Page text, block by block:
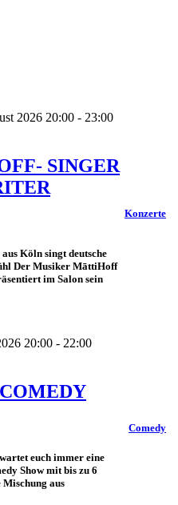
2026 20:00 - 23:00
SINGER
Köln singt deutsche
Der Musiker MāttiHoff
im Salon sein
Konzerte
20:00 - 22:00
euch immer eine
Show mit bis zu 6
Mischung aus
Comedy